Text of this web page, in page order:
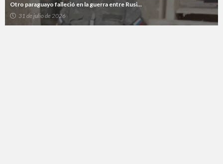
Otro paraguayo falleció en la guerra entre Rusi...
31 de julio de 2026